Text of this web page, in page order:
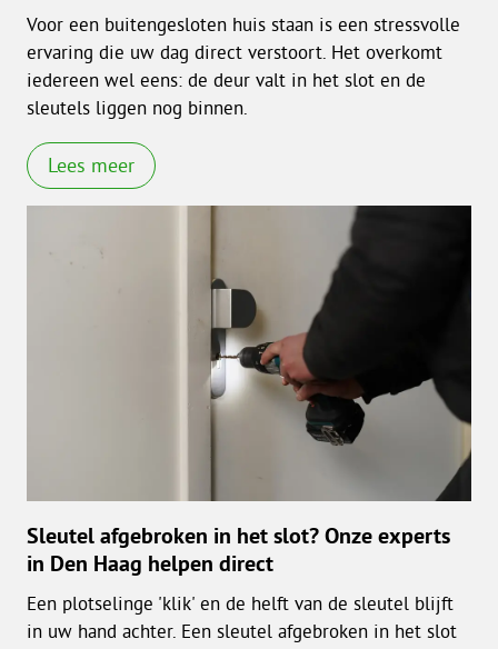
Voor een buitengesloten huis staan is een stressvolle
ervaring die uw dag direct verstoort. Het overkomt
iedereen wel eens: de deur valt in het slot en de
sleutels liggen nog binnen.
Lees meer
Sleutel afgebroken in het slot? Onze experts
in Den Haag helpen direct
Een plotselinge 'klik' en de helft van de sleutel blijft
in uw hand achter. Een sleutel afgebroken in het slot